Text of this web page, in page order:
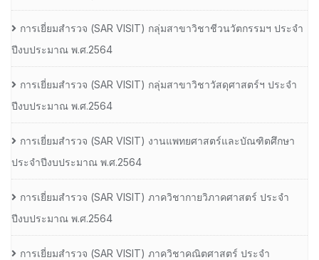
การเยี่ยมสํารวจ (SAR VISIT) กลุ่มสาขาวิชาชีวนวัตกรรมฯ ประจํา
ปีงบประมาณ พ.ศ.2564
การเยี่ยมสํารวจ (SAR VISIT) กลุ่มสาขาวิชาวัสดุศาสตร์ฯ ประจํา
ปีงบประมาณ พ.ศ.2564
การเยี่ยมสํารวจ (SAR VISIT) งานแพทยศาสตร์และบัณฑิตศึกษา
ประจําปีงบประมาณ พ.ศ.2564
การเยี่ยมสํารวจ (SAR VISIT) ภาควิชากายวิภาคศาสตร์ ประจํา
ปีงบประมาณ พ.ศ.2564
การเยี่ยมสํารวจ (SAR VISIT) ภาควิชาคณิตศาสตร์ ประจํา